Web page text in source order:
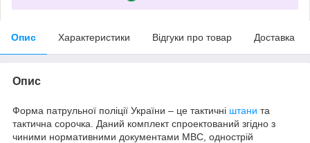
Опис Характеристики Відгуки про товар Доставка
Опис
Форма патрульної поліції України – це тактичні штани та
тактична сорочка. Даний комплект спроектований згідно з
чиними нормативними документами МВС, однострій